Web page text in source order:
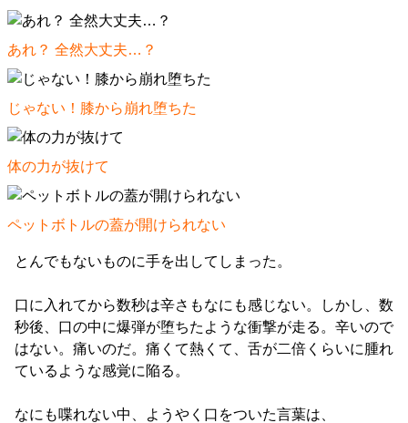
あれ？ 全然大丈夫…？
じゃない！膝から崩れ堕ちた
体の力が抜けて
ペットボトルの蓋が開けられない
とんでもないものに手を出してしまった。
口に入れてから数秒は辛さもなにも感じない。しかし、数
秒後、口の中に爆弾が堕ちたような衝撃が走る。辛いので
はない。痛いのだ。痛くて熱くて、舌が二倍くらいに腫れ
ているような感覚に陥る。
なにも喋れない中、ようやく口をついた言葉は、